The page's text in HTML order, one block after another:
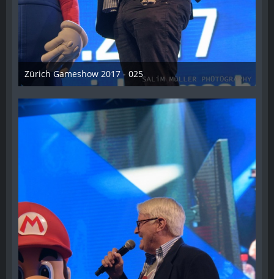
Zürich Gameshow 2017 - 025
28. Oktober 2017